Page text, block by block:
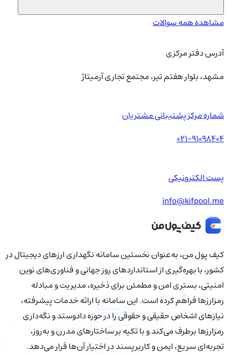
مشاهده همه سوالات
آدرس دفتر مرکزی
مشهد، بلوار هفتم تیر، مجتمع تجاری آرمیتاژ
شماره مرکز پشتیبانی مشتریان
021-91098404
پست الکترونیکی
info@kifpool.me
کیف‌ پول من، به‌عنوان نخستین سامانه نگهداری ارزهای دیجیتال در
کشور، با بهره‌گیری از استانداردهای روز جهانی و فناوری‌های نوین
امنیتی، بستری امن و مطمئن برای ذخیره، مدیریت و مبادله
رمزارزها فراهم کرده است. این سامانه با ارائه خدمات پیشرفته،
نیازهای اشخاص حقیقی و حقوقی را در حوزه دادوستد و نگه‌داری
رمزارزها برطرف می‌کند و با تکیه بر ساختارهای مدرن و به‌روز،
تجربه‌ای سریع، ایمن و کاربرپسند در اختیار آن‌ها قرار می‌دهد.